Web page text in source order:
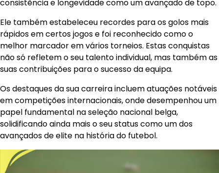
consistência e longevidade como um avançado de topo.
Ele também estabeleceu recordes para os golos mais
rápidos em certos jogos e foi reconhecido como o
melhor marcador em vários torneios. Estas conquistas
não só refletem o seu talento individual, mas também as
suas contribuições para o sucesso da equipa.
Os destaques da sua carreira incluem atuações notáveis
em competições internacionais, onde desempenhou um
papel fundamental na seleção nacional belga,
solidificando ainda mais o seu status como um dos
avançados de elite na história do futebol.